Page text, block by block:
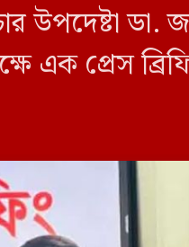
উপদেষ্টা
এক প্রেস